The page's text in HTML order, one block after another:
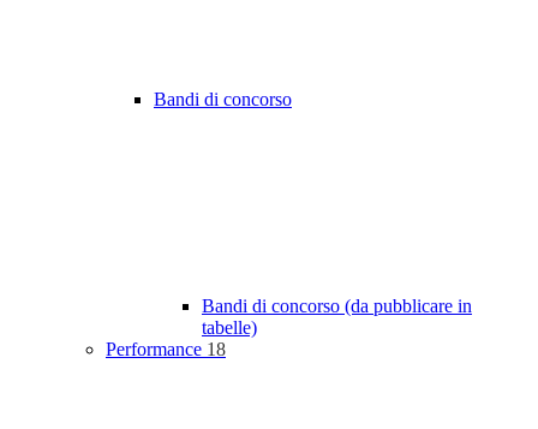
Bandi di concorso
Bandi di concorso (da pubblicare in
tabelle)
Performance 18